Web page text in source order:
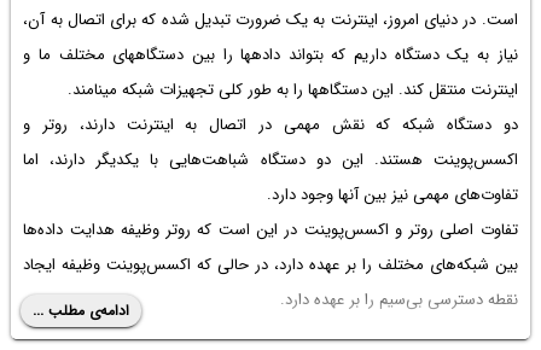
است. در دنیای امروز، اینترنت به یک ضرورت تبدیل شده که برای اتصال به آن،
نیاز به یک دستگاه داریم که بتواند داده­ها را بین دستگاه­های مختلف ما و
اینترنت منتقل کند. این دستگاه­ها را به طور کلی تجهیزات شبکه می­نامند.
دو دستگاه شبکه که نقش مهمی در اتصال به اینترنت دارند، روتر و
اکسس‌پوینت هستند. این دو دستگاه شباهت‌هایی با یکدیگر دارند، اما
تفاوت‌های مهمی نیز بین آنها وجود دارد.
تفاوت اصلی روتر و اکسس‌پوینت در این است که روتر وظیفه هدایت داده‌ها
بین شبکه‌های مختلف را بر عهده دارد، در حالی که اکسس‌پوینت وظیفه ایجاد
نقطه دسترسی بی‌سیم را بر عهده دارد.
در ادامه مقاله، به بررسی دقیق‌تر تفاوت روتر و اکسسس پوینت خواهیم
ادامه‌ی مطلب ...